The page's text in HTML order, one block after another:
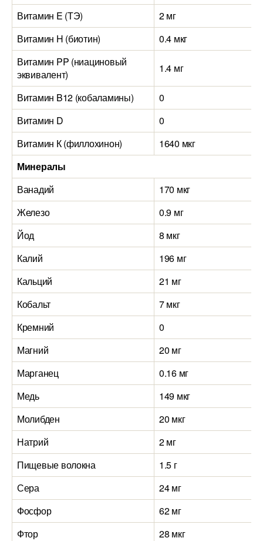
Витамин E (ТЭ)
2 мг
Витамин H (биотин)
0.4 мкг
Витамин PP (ниациновый
эквивалент)
1.4 мг
Витамин B12 (кобаламины) 0
Витамин D
0
Витамин К (филлохинон)
1640 мкг
Минералы
Ванадий
170 мкг
Железо
0.9 мг
Йод
8 мкг
Калий
196 мг
Кальций
21 мг
Кобальт
7 мкг
Кремний
0
Магний
20 мг
Марганец
0.16 мг
Медь
149 мкг
Молибден
20 мкг
Натрий
2 мг
Пищевые волокна
1.5 г
Сера
24 мг
Фосфор
62 мг
Фтор
28 мкг